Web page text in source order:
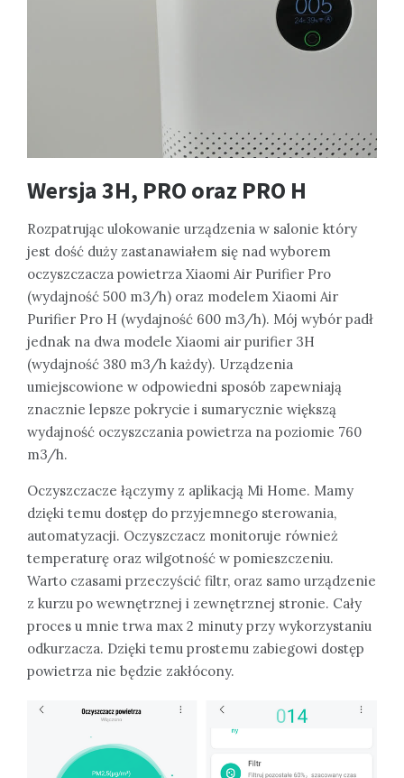
Wersja 3H, PRO oraz PRO H
Rozpatrując ulokowanie urządzenia w salonie który
jest dość duży zastanawiałem się nad wyborem
oczyszczacza powietrza Xiaomi Air Purifier Pro
(wydajność 500 m3/h) oraz modelem Xiaomi Air
Purifier Pro H (wydajność 600 m3/h). Mój wybór padł
jednak na dwa modele Xiaomi air purifier 3H
(wydajność 380 m3/h każdy). Urządzenia
umiejscowione w odpowiedni sposób zapewniają
znacznie lepsze pokrycie i sumarycznie większą
wydajność oczyszczania powietrza na poziomie 760
m3/h.
Oczyszczacze łączymy z aplikacją Mi Home. Mamy
dzięki temu dostęp do przyjemnego sterowania,
automatyzacji. Oczyszczacz monitoruje również
temperaturę oraz wilgotność w pomieszczeniu.
Warto czasami przeczyścić filtr, oraz samo urządzenie
z kurzu po wewnętrznej i zewnętrznej stronie. Cały
proces u mnie trwa max 2 minuty przy wykorzystaniu
odkurzacza. Dzięki temu prostemu zabiegowi dostęp
powietrza nie będzie zakłócony.